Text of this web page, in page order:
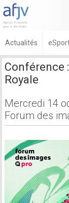
Actualités
Conférence
Royale
Mercredi 14
Forum des